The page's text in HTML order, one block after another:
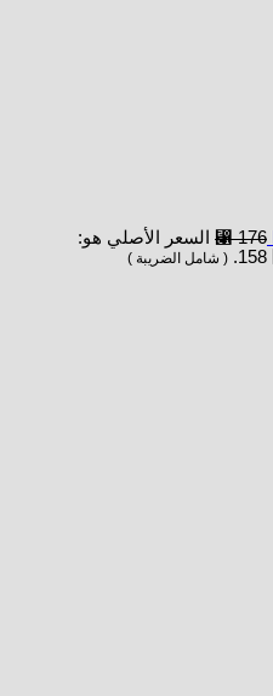
⃁176
السعر الأصلي هو:
( شامل الضريبة )